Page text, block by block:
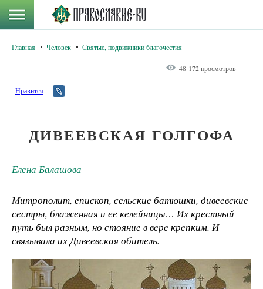
Главная Человек Святые, подвижники благочестия
48 172 просмотров
Нравится
ДИВЕЕВСКАЯ ГОЛГОФА
Елена Балашова
Митрополит, епископ, сельские батюшки, дивеевские
сестры, блаженная и ее келейницы… Их крестный
путь был разным, но стояние в вере крепким. И
связывала их Дивеевская обитель.